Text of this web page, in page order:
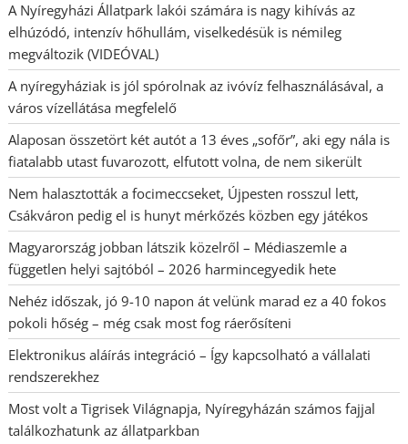
A Nyíregyházi Állatpark lakói számára is nagy kihívás az
elhúzódó, intenzív hőhullám, viselkedésük is némileg
megváltozik (VIDEÓVAL)
A nyíregyháziak is jól spórolnak az ivóvíz felhasználásával, a
város vízellátása megfelelő
Alaposan összetört két autót a 13 éves „sofőr”, aki egy nála is
fiatalabb utast fuvarozott, elfutott volna, de nem sikerült
Nem halasztották a focimeccseket, Újpesten rosszul lett,
Csákváron pedig el is hunyt mérkőzés közben egy játékos
Magyarország jobban látszik közelről – Médiaszemle a
független helyi sajtóból – 2026 harmincegyedik hete
Nehéz időszak, jó 9-10 napon át velünk marad ez a 40 fokos
pokoli hőség – még csak most fog ráerősíteni
Elektronikus aláírás integráció – Így kapcsolható a vállalati
rendszerekhez
Most volt a Tigrisek Világnapja, Nyíregyházán számos fajjal
találkozhatunk az állatparkban